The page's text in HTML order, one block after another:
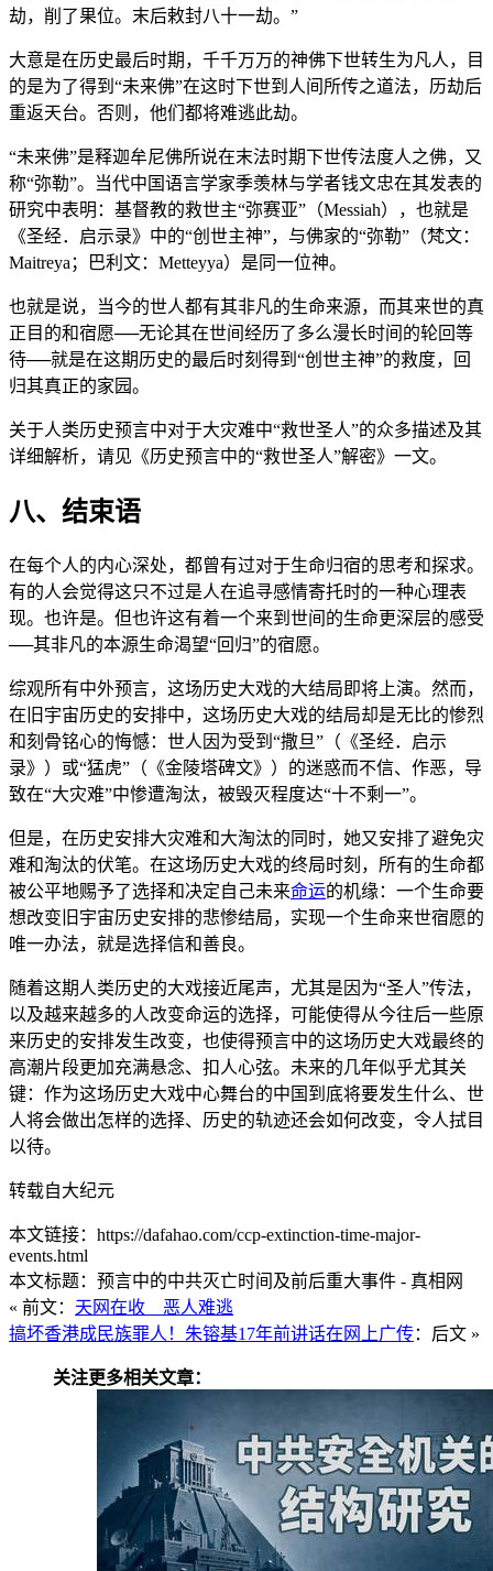
劫，削了果位。末后敕封八十一劫。”
大意是在历史最后时期，千千万万的神佛下世转生为凡人，目
的是为了得到“未来佛”在这时下世到人间所传之道法，历劫后
重返天台。否则，他们都将难逃此劫。
“未来佛”是释迦牟尼佛所说在末法时期下世传法度人之佛，又
称“弥勒”。当代中国语言学家季羡林与学者钱文忠在其发表的
研究中表明：基督教的救世主“弥赛亚”（Messiah），也就是
《圣经．启示录》中的“创世主神”，与佛家的“弥勒”（梵文：
Maitreya；巴利文：Metteyya）是同一位神。
也就是说，当今的世人都有其非凡的生命来源，而其来世的真
正目的和宿愿──无论其在世间经历了多么漫长时间的轮回等
待──就是在这期历史的最后时刻得到“创世主神”的救度，回
归其真正的家园。
关于人类历史预言中对于大灾难中“救世圣人”的众多描述及其
详细解析，请见《历史预言中的“救世圣人”解密》一文。
八、结束语
在每个人的内心深处，都曾有过对于生命归宿的思考和探求。
有的人会觉得这只不过是人在追寻感情寄托时的一种心理表
现。也许是。但也许这有着一个来到世间的生命更深层的感受
──其非凡的本源生命渴望“回归”的宿愿。
综观所有中外预言，这场历史大戏的大结局即将上演。然而，
在旧宇宙历史的安排中，这场历史大戏的结局却是无比的惨烈
和刻骨铭心的悔憾：世人因为受到“撒旦”（《圣经．启示
录》）或“猛虎”（《金陵塔碑文》）的迷惑而不信、作恶，导
致在“大灾难”中惨遭淘汰，被毁灭程度达“十不剩一”。
但是，在历史安排大灾难和大淘汰的同时，她又安排了避免灾
难和淘汰的伏笔。在这场历史大戏的终局时刻，所有的生命都
被公平地赐予了选择和决定自己未来命运的机缘：一个生命要
想改变旧宇宙历史安排的悲惨结局，实现一个生命来世宿愿的
唯一办法，就是选择信和善良。
随着这期人类历史的大戏接近尾声，尤其是因为“圣人”传法，
以及越来越多的人改变命运的选择，可能使得从今往后一些原
来历史的安排发生改变，也使得预言中的这场历史大戏最终的
高潮片段更加充满悬念、扣人心弦。未来的几年似乎尤其关
键：作为这场历史大戏中心舞台的中国到底将要发生什么、世
人将会做出怎样的选择、历史的轨迹还会如何改变，令人拭目
以待。
转载自大纪元
本文链接：https://dafahao.com/ccp-extinction-time-major-
events.html
本文标题：预言中的中共灭亡时间及前后重大事件 - 真相网
« 前文： 天网在收 恶人难逃
搞坏香港成民族罪人！朱镕基17年前讲话在网上广传：后文 »
关注更多相关文章：